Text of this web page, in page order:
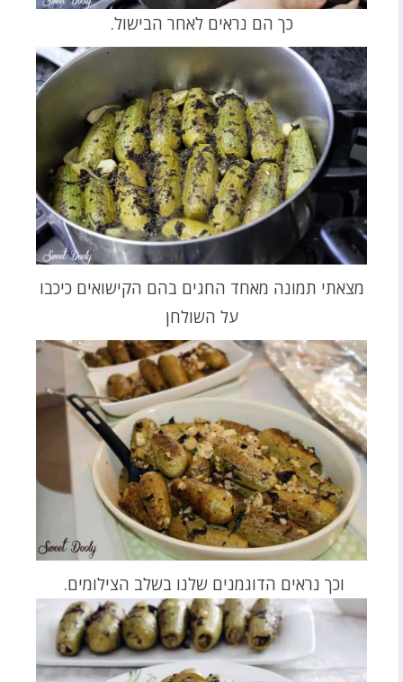
כך הם נראים לאחר הבישול.
מצאתי תמונה מאחד החגים בהם הקישואים כיכבו
על השולחן
וכך נראים הדוגמנים שלנו בשלב הצילומים.